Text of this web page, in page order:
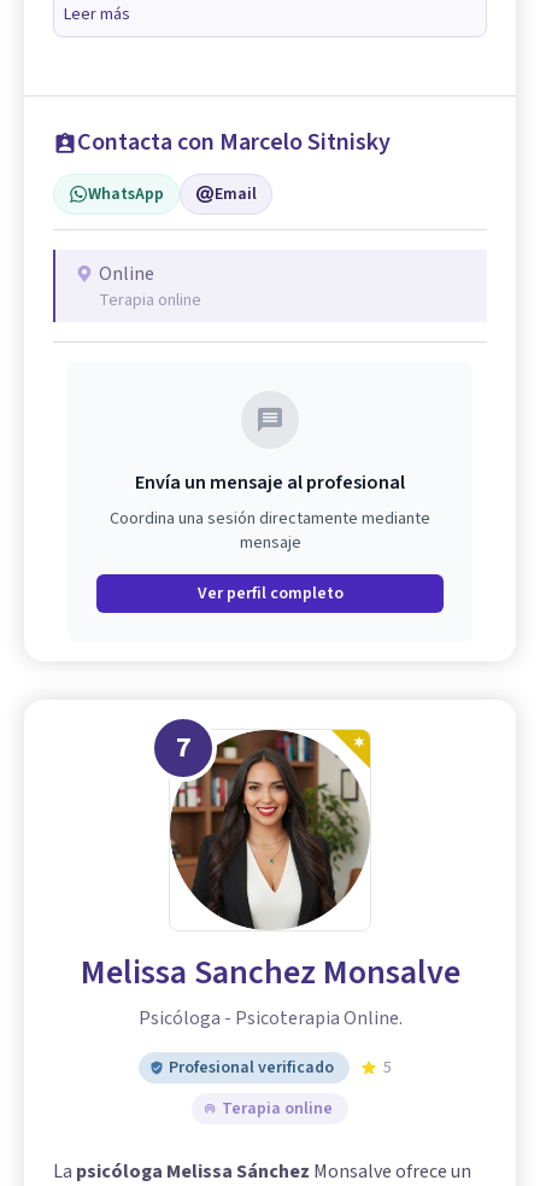
Leer más
Contacta con Marcelo Sitnisky
WhatsApp Email
Online
Terapia online
Envía un mensaje al profesional
Coordina una sesión directamente mediante
mensaje
Ver perfil completo
7
Melissa Sanchez Monsalve
Psicóloga - Psicoterapia Online.
Profesional verificado
5
Terapia online
La psicóloga Melissa Sánchez Monsalve ofrece un